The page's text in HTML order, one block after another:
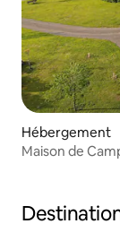
Hébergement
Maison de